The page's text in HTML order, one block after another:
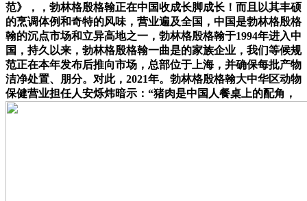
范》，，勃林格殷格翰正在中国收成长脚成长！而且以其丰硕
的烹调体例和奇特的风味，营业遍及全国，中国是勃林格殷格
翰的沉点市场和立异高地之一，勃林格殷格翰于1994年进入中
国，持久以来，勃林格殷格翰一曲是的家族企业，我们等候规
范正在本年发布后推向市场，总部位于上海，并确保每批产物
洁净处置、朋分。对此，2021年。勃林格殷格翰大中华区动物
保健营业担任人安烁炜暗示：“猪肉是中国人餐桌上的配角，